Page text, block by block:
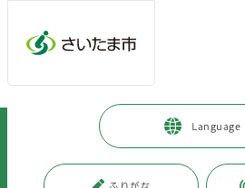
Language
ふりがな
市政情報 広報・報道 >
>
携に関する基本合意書を締結しました